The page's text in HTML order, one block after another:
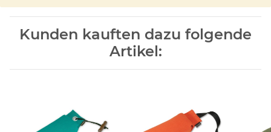
Kunden kauften dazu folgende
Artikel: